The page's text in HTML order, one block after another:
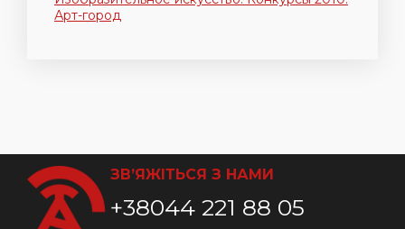
Арт-город
ЗВ’ЯЖІТЬСЯ З НАМИ
+38044 221 88 05